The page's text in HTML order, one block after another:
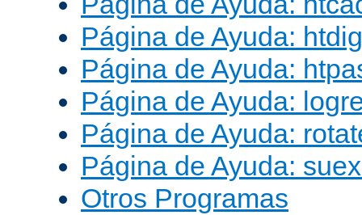
Página de Ayuda:
Página de Ayuda:
Página de Ayuda:
Página de Ayuda:
Página de Ayuda:
Otros Programas